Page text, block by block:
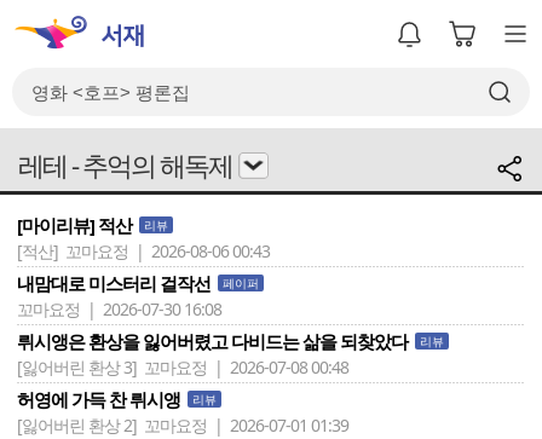
레테 - 추억의 해독제
[마이리뷰] 적산 리뷰
[적산] 꼬마요정 | 2026-08-06 00:43
내맘대로 미스터리 걸작선 페이퍼
꼬마요정 | 2026-07-30 16:08
뤼시앵은 환상을 잃어버렸고 다비드는 삶을 되찾았다 리뷰
[잃어버린 환상 3] 꼬마요정 | 2026-07-08 00:48
허영에 가득 찬 뤼시앵 리뷰
[잃어버린 환상 2] 꼬마요정 | 2026-07-01 01:39